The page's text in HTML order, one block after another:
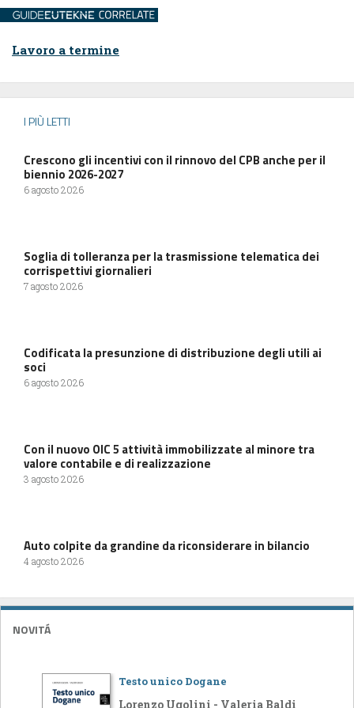
Lavoro a termine
I PIÙ LETTI
Crescono gli incentivi con il rinnovo del CPB anche per il
biennio 2026-2027
6 agosto 2026
Soglia di tolleranza per la trasmissione telematica dei
corrispettivi giornalieri
7 agosto 2026
Codificata la presunzione di distribuzione degli utili ai
soci
6 agosto 2026
Con il nuovo OIC 5 attività immobilizzate al minore tra
valore contabile e di realizzazione
3 agosto 2026
Auto colpite da grandine da riconsiderare in bilancio
4 agosto 2026
NOVITÁ
Testo unico Dogane
Lorenzo Ugolini - Valeria Baldi